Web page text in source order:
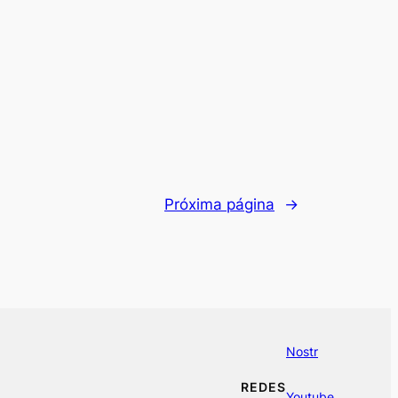
Próxima página →
REDES
Nostr